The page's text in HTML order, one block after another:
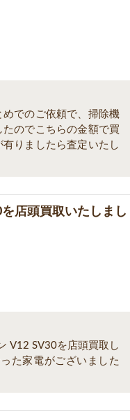
でのご依頼で、掃除機
のでこちらの金額で買
りましたら査定いたし
店頭買取いたしまし
V12 SV30を店頭買取し
た家電がございました